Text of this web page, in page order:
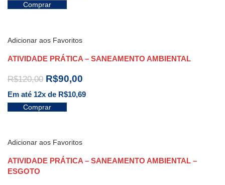
Comprar
Adicionar aos Favoritos
ATIVIDADE PRÁTICA – SANEAMENTO AMBIENTAL
R$120,00 R$90,00
Em até 12x de R$10,69
Comprar
Adicionar aos Favoritos
ATIVIDADE PRÁTICA – SANEAMENTO AMBIENTAL –
ESGOTO